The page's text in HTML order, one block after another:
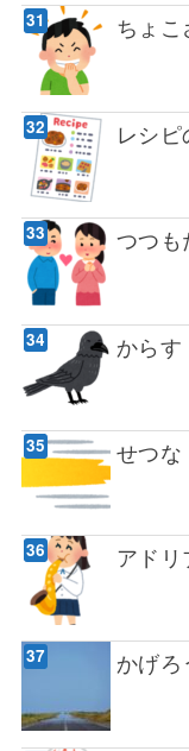
ちょ
レシ
つつも
から
せつな
アド
かげ